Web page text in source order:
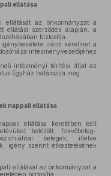
ellátása
ellátását az önkormányzat a
ellátási szerződés alapján, a
biztosítja.
iránti kérelmet a
intézményvezetőjéhez
intézményi térítési díjat az
Egyház határozza meg.
nappali ellátása
ellátása keretében kell
betöltött, fekvőbeteg-
betegek, illetve
igény szerint étkeztetésének
ellátását az önkormányzat a
biztosítja.